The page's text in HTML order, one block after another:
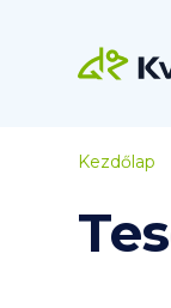
Kezdőlap